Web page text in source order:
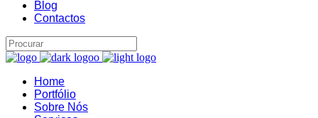
Blog
Contactos
Home
Portfólio
Sobre Nós